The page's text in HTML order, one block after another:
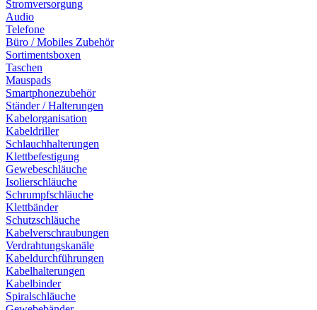
Stromversorgung
Audio
Telefone
Büro / Mobiles Zubehör
Sortimentsboxen
Taschen
Mauspads
Smartphonezubehör
Ständer / Halterungen
Kabelorganisation
Kabeldriller
Schlauchhalterungen
Klettbefestigung
Gewebeschläuche
Isolierschläuche
Schrumpfschläuche
Klettbänder
Schutzschläuche
Kabelverschraubungen
Verdrahtungskanäle
Kabeldurchführungen
Kabelhalterungen
Kabelbinder
Spiralschläuche